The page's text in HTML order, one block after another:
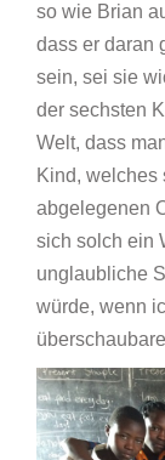
so wie Brian
dass er daran
sein, sei sie
der sechsten
Welt, dass
Kind, welches
abgelegenen
sich solch ein
unglaubliche
würde, wenn